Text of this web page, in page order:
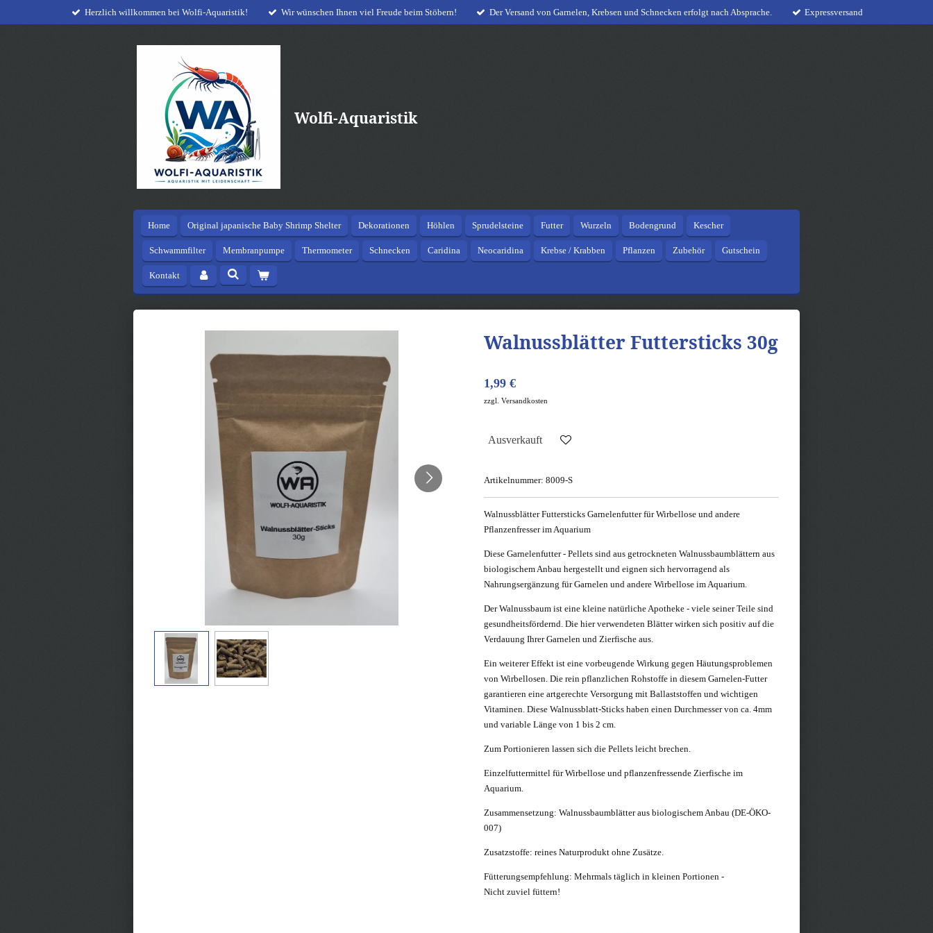
Herzlich willkommen bei Wolfi-Aquaristik! Wir wünschen Ihnen viel Freude beim Stöbern! Der Versand von Garnelen, Krebsen und Schnecken erfolgt nach Absprache. Expressversand
Wolfi-Aquaristik
Home Original japanische Baby Shrimp Shelter Dekorationen Höhlen Sprudelsteine Futter Wurzeln Bodengrund Kescher
Schwammfilter Membranpumpe Thermometer Schnecken Caridina Neocaridina Krebse / Krabben Pflanzen Zubehör Gutschein
Kontakt
Walnussblätter Futtersticks 30g
1,99 €
zzgl. Versandkosten
Ausverkauft
Artikelnummer: 8009-S
Walnussblätter Futtersticks Garnelenfutter für Wirbellose und andere
Pflanzenfresser im Aquarium
Diese Garnelenfutter - Pellets sind aus getrockneten Walnussbaumblättern aus
biologischem Anbau hergestellt und eignen sich hervorragend als
Nahrungsergänzung für Garnelen und andere Wirbellose im Aquarium.
Der Walnussbaum ist eine kleine natürliche Apotheke - viele seiner Teile sind
gesundheitsfördernd. Die hier verwendeten Blätter wirken sich positiv auf die
Verdauung Ihrer Garnelen und Zierfische aus.
Ein weiterer Effekt ist eine vorbeugende Wirkung gegen Häutungsproblemen
von Wirbellosen. Die rein pflanzlichen Rohstoffe in diesem Garnelen-Futter
garantieren eine artgerechte Versorgung mit Ballaststoffen und wichtigen
Vitaminen. Diese Walnussblatt-Sticks haben einen Durchmesser von ca. 4mm
und variable Länge von 1 bis 2 cm.
Zum Portionieren lassen sich die Pellets leicht brechen.
Einzelfuttermittel für Wirbellose und pflanzenfressende Zierfische im
Aquarium.
Zusammensetzung: Walnussbaumblätter aus biologischem Anbau (DE-ÖKO-
007)
Zusatzstoffe: reines Naturprodukt ohne Zusätze.
Fütterungsempfehlung: Mehrmals täglich in kleinen Portionen -
Nicht zuviel füttern!